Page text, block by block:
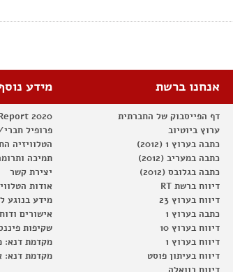
אנחנו ברשת
דף הפייסבוק של החברתית
ערוץ ביוטיוב
כתבה בערוץ 1 (2012)
כתבה במעריב (2012)
כתבה בגלובס (2012)
דיווח ברשת RT
דיווח בערוץ 23
כתבה בערוץ 1
דיווח בערוץ 10
דיווח בערוץ 1
דיווח בעיתון פוסט
מידע
2020
פרופיל
הטלוויזיה
תמיכה
יצירת קשר
אודות
מידע בנוגע
אישורים
שקיפות
מקדמת דנא:
מקדמת דנא: